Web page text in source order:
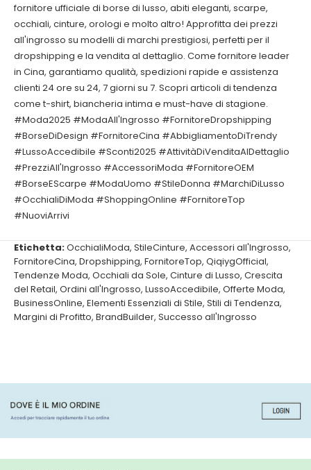
fornitore ufficiale di borse di lusso, abiti eleganti, scarpe,
occhiali, cinture, orologi e molto altro! Approfitta dei prezzi
all'ingrosso su modelli di marchi prestigiosi, perfetti per il
dropshipping e la vendita al dettaglio. Come fornitore leader
in Cina, garantiamo qualità, spedizioni rapide e assistenza
clienti 24 ore su 24, 7 giorni su 7. Scopri articoli di tendenza
come t-shirt, biancheria intima e must-have di stagione.
#Moda2025 #ModaAll'Ingrosso #FornitoreDropshipping
#BorseDiDesign #FornitoreCina #AbbigliamentoDiTrendy
#LussoAccedibile #Sconti2025 #AttivitàDiVenditaAlDettaglio
#PrezziAll'Ingrosso #AccessoriModa #FornitoreOEM
#BorseEScarpe #ModaUomo #StileDonna #MarchiDiLusso
#OcchialiDiModa #ShoppingOnline #FornitoreTop
#NuoviArrivi
Etichetta:OcchialiModa, StileCinture, Accessori all'Ingrosso,
FornitoreCina, Dropshipping, FornitoreTop, QiqiygOfficial,
Tendenze Moda, Occhiali da Sole, Cinture di Lusso, Crescita
del Retail, Ordini all'Ingrosso, LussoAccedibile, Offerte Moda,
BusinessOnline, Elementi Essenziali di Stile, Stili di Tendenza,
Margini di Profitto, BrandBuilder, Successo all'Ingrosso